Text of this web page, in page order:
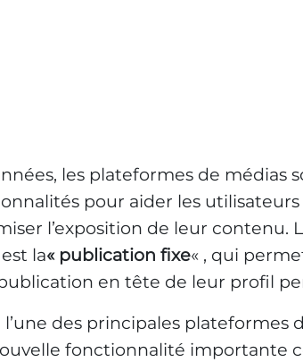
les plateformes de médias
pour aider les
l’exposition de leur contenu.
la« publication fixe« , qui
en tête de leur profil
l’une des principales plateformes
fonctionnalité importante